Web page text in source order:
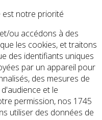
est notre priorité
ou accédons à des
les cookies, et traitons
des identifiants uniques
par un appareil pour
des mesures de
et le
permission, nos 1745
utiliser des données de